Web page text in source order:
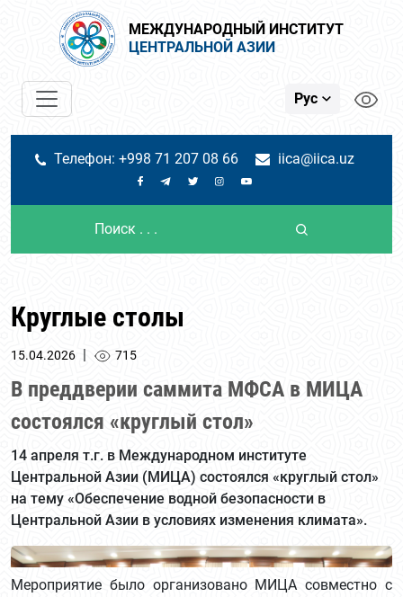
МЕЖДУНАРОДНЫЙ ИНСТИТУТ
ЦЕНТРАЛЬНОЙ АЗИИ
Рус
Телефон: +998 71 207 08 66 iica@iica.uz
Круглые столы
15.04.2026 | 715
В преддверии саммита МФСА в МИЦА
состоялся «круглый стол»
14 апреля т.г. в Международном институте
Центральной Азии (МИЦА) состоялся «круглый стол»
на тему «Обеспечение водной безопасности в
Центральной Азии в условиях изменения климата».
Мероприятие было организовано МИЦА совместно с